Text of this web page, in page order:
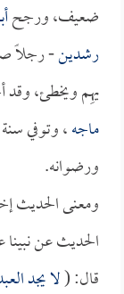
ضعيف، ورجح
رشدين- رجلاً
يهِم ويخطئ،
ماجه، وتوفي سنة
ورضوانه.
ومعنى الحديث
الحديث عن
قال: (لا يجد